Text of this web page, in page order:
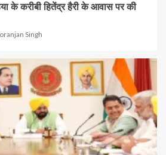
के करीबी हितेंद्र हैरी के आवास पर की
Singh